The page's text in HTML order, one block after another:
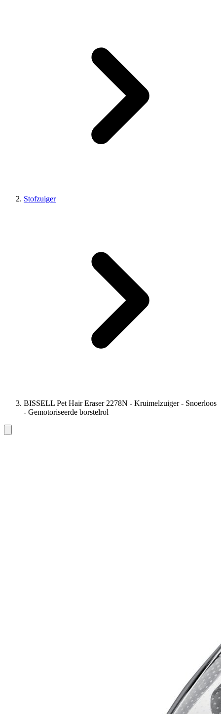
Stofzuiger
BISSELL Pet Hair Eraser 2278N - Kruimelzuiger - Snoerloos
- Gemotoriseerde borstelrol